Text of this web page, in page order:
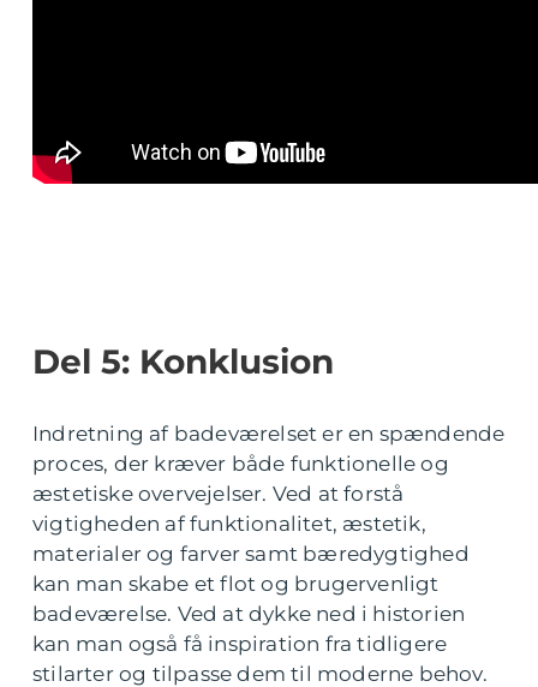
Del 5: Konklusion
Indretning af badeværelset er en spændende
proces, der kræver både funktionelle og
æstetiske overvejelser. Ved at forstå
vigtigheden af funktionalitet, æstetik,
materialer og farver samt bæredygtighed
kan man skabe et flot og brugervenligt
badeværelse. Ved at dykke ned i historien
kan man også få inspiration fra tidligere
stilarter og tilpasse dem til moderne behov.